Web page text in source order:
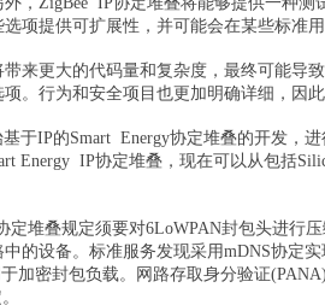
项提供可扩展性，并可能会在某些标准
更大的代码量和复杂度，最终可能导
。行为和安全项目也更加明确详细，因
IP的Smart Energy协定堆叠的开发，
Energy IP协定堆叠，现在可以从包括
堆叠规定须要对6LoWPAN封包头进行
的设备。标准服务发现采用mDNS协定
加密封包负载。网路存取身分验证